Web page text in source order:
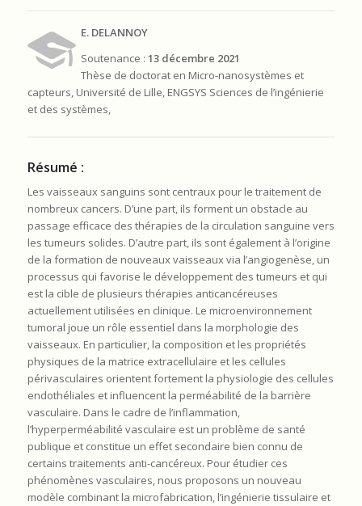
E. DELANNOY
Soutenance :13 décembre 2021
Thèse de doctorat en Micro-nanosystèmes et
capteurs, Université de Lille, ENGSYS Sciences de l’ingénierie
et des systèmes,
Résumé :
Les vaisseaux sanguins sont centraux pour le traitement de
nombreux cancers. D’une part, ils forment un obstacle au
passage efficace des thérapies de la circulation sanguine vers
les tumeurs solides. D’autre part, ils sont également à l’origine
de la formation de nouveaux vaisseaux via l’angiogenèse, un
processus qui favorise le développement des tumeurs et qui
est la cible de plusieurs thérapies anticancéreuses
actuellement utilisées en clinique. Le microenvironnement
tumoral joue un rôle essentiel dans la morphologie des
vaisseaux. En particulier, la composition et les propriétés
physiques de la matrice extracellulaire et les cellules
périvasculaires orientent fortement la physiologie des cellules
endothéliales et influencent la perméabilité de la barrière
vasculaire. Dans le cadre de l’inflammation,
l’hyperperméabilité vasculaire est un problème de santé
publique et constitue un effet secondaire bien connu de
certains traitements anti-cancéreux. Pour étudier ces
phénomènes vasculaires, nous proposons un nouveau
modèle combinant la microfabrication, l’ingénierie tissulaire et